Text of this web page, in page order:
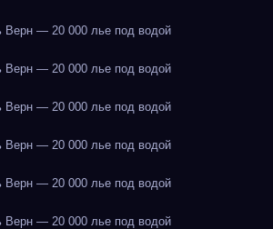
— 20 000 лье под водой
— 20 000 лье под водой
— 20 000 лье под водой
— 20 000 лье под водой
— 20 000 лье под водой
— 20 000 лье под водой